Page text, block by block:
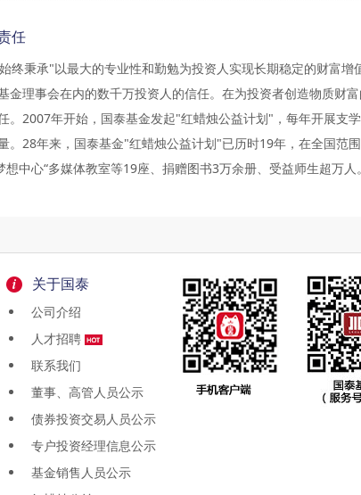
任
终秉承"以最大的专业性和勤勉为投资人实现长期稳定的财富增
金理事会在内的数千万投资人的信任。在为投资者创造物质财
。2007年开始，国泰基金发起"红蜡烛公益计划"，每年开展支
。28年来，国泰基金"红蜡烛公益计划"已历时19年，在全国范
想中心“多媒体教室等19座、捐赠图书3万余册、受益师生超万人。
关于国泰
公司介绍
人才招聘
联系我们
董事、高管人员公示
债券投资交易人员公示
专户投资经理信息公示
基金销售人员公示